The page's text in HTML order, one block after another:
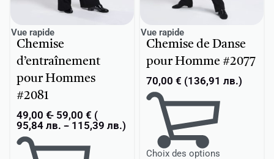
Vue rapide
Chemise
d’entraînement
pour Hommes
#2081
49,00 € 59,00 € (
95,84 лв. - 115,39 лв.)
Vue rapide
Chemise de Danse
pour Homme #2077
70,00 € (136,91 лв.)
Choix des options